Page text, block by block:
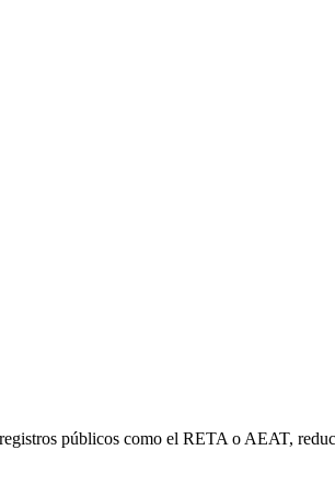
públicos como el RETA o AEAT,